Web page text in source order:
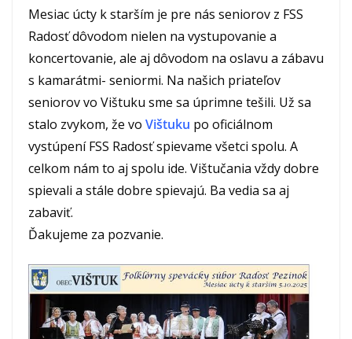
Mesiac úcty k starším je pre nás seniorov z FSS
Radosť dôvodom nielen na vystupovanie a
koncertovanie, ale aj dôvodom na oslavu a zábavu
s kamarátmi- seniormi. Na našich priateľov
seniorov vo Vištuku sme sa úprimne tešili. Už sa
stalo zvykom, že vo Vištuku po oficiálnom
vystúpení FSS Radosť spievame všetci spolu. A
celkom nám to aj spolu ide. Vištučania vždy dobre
spievali a stále dobre spievajú. Ba vedia sa aj
zabaviť.
Ďakujeme za pozvanie.